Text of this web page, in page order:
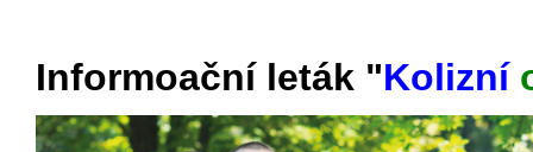
Informoační leták "Kolizní